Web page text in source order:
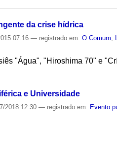
da crise hídrica
07:16— registrado em:O Comum
"Água", "Hiroshima 70" e
e Universidade
2018 12:30— registrado em: Evento